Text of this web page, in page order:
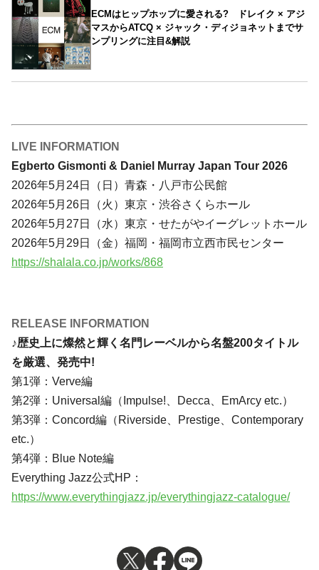
ECMはヒップホップに愛される? ドレイク × アジ
マスからATCQ × ジャック・ディジョネットまでサ
ンプリングに注目&解説
LIVE INFORMATION
Egberto Gismonti & Daniel Murray Japan Tour 2026
2026年5月24日（日）青森・八戸市公民館
2026年5月26日（火）東京・渋谷さくらホール
2026年5月27日（水）東京・せたがやイーグレットホール
2026年5月29日（金）福岡・福岡市立西市民センター
https://shalala.co.jp/works/868
RELEASE INFORMATION
♪歴史上に燦然と輝く名門レーベルから名盤200タイトル
を厳選、発売中!
第1弾：Verve編
第2弾：Universal編（Impulse!、Decca、EmArcy etc.）
第3弾：Concord編（Riverside、Prestige、Contemporary
etc.）
第4弾：Blue Note編
Everything Jazz公式HP：
https://www.everythingjazz.jp/everythingjazz-catalogue/